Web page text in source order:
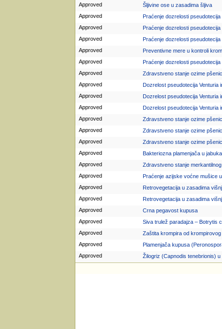
Approved
Šljivine ose u zasadima šljiva
Approved
Praćenje dozrelosti pseudotecija
Approved
Praćenje dozrelosti pseudotecija
Approved
Praćenje dozrelosti pseudotecija
Approved
Preventivne mere u kontroli
Approved
Praćenje dozrelosti pseudotecija
Approved
Zdravstveno stanje ozime
Approved
Dozrelost pseudotecija Venturia
Approved
Dozrelost pseudotecija Venturia
Approved
Dozrelost pseudotecija Venturia
Approved
Zdravstveno stanje ozime
Approved
Zdravstveno stanje ozime
Approved
Zdravstveno stanje ozime
Approved
Bakteriozna plamenjača u
Approved
Zdravstveno stanje
Approved
Praćenje azijske voćne mušice
Approved
Retrovegetacija u zasadima
Approved
Retrovegetacija u zasadima
Approved
Crna pegavost kupusa
Approved
Siva trulež paradajza – Botrytis
Approved
Zaštita krompira od
Approved
Plamenjača kupusa
Approved
Žilogriz (Capnodis tenebrionis)